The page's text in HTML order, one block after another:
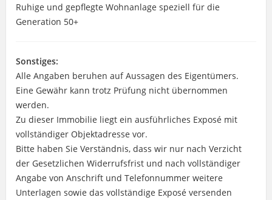
Ruhige und gepflegte Wohnanlage speziell für die
Generation 50+
Sonstiges:
Alle Angaben beruhen auf Aussagen des Eigentümers.
Eine Gewähr kann trotz Prüfung nicht übernommen
werden.
Zu dieser Immobilie liegt ein ausführliches Exposé mit
vollständiger Objektadresse vor.
Bitte haben Sie Verständnis, dass wir nur nach Verzicht
der Gesetzlichen Widerrufsfrist und nach vollständiger
Angabe von Anschrift und Telefonnummer weitere
Unterlagen sowie das vollständige Exposé versenden